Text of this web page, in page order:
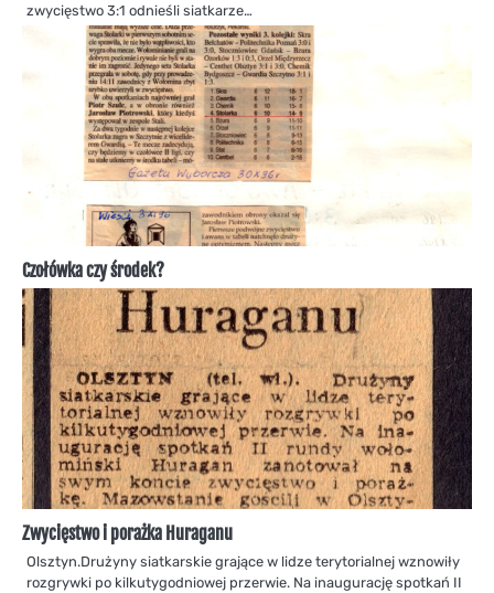
zwycięstwo 3:1 odnieśli siatkarze…
Czołówka czy środek?
Zwycięstwo i porażka Huraganu
Olsztyn.Drużyny siatkarskie grające w lidze terytorialnej wznowiły
rozgrywki po kilkutygodniowej przerwie. Na inaugurację spotkań II